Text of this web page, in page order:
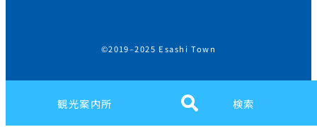
観光案内所 検索
©2019–2025 Esashi Town